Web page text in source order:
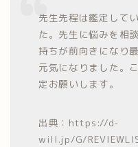
先生先程は鑑定して
た。先生に悩みを相
持ちが前向きになり
元気になりました。
定お願いします。
出典：https://d-
will.jp/G/